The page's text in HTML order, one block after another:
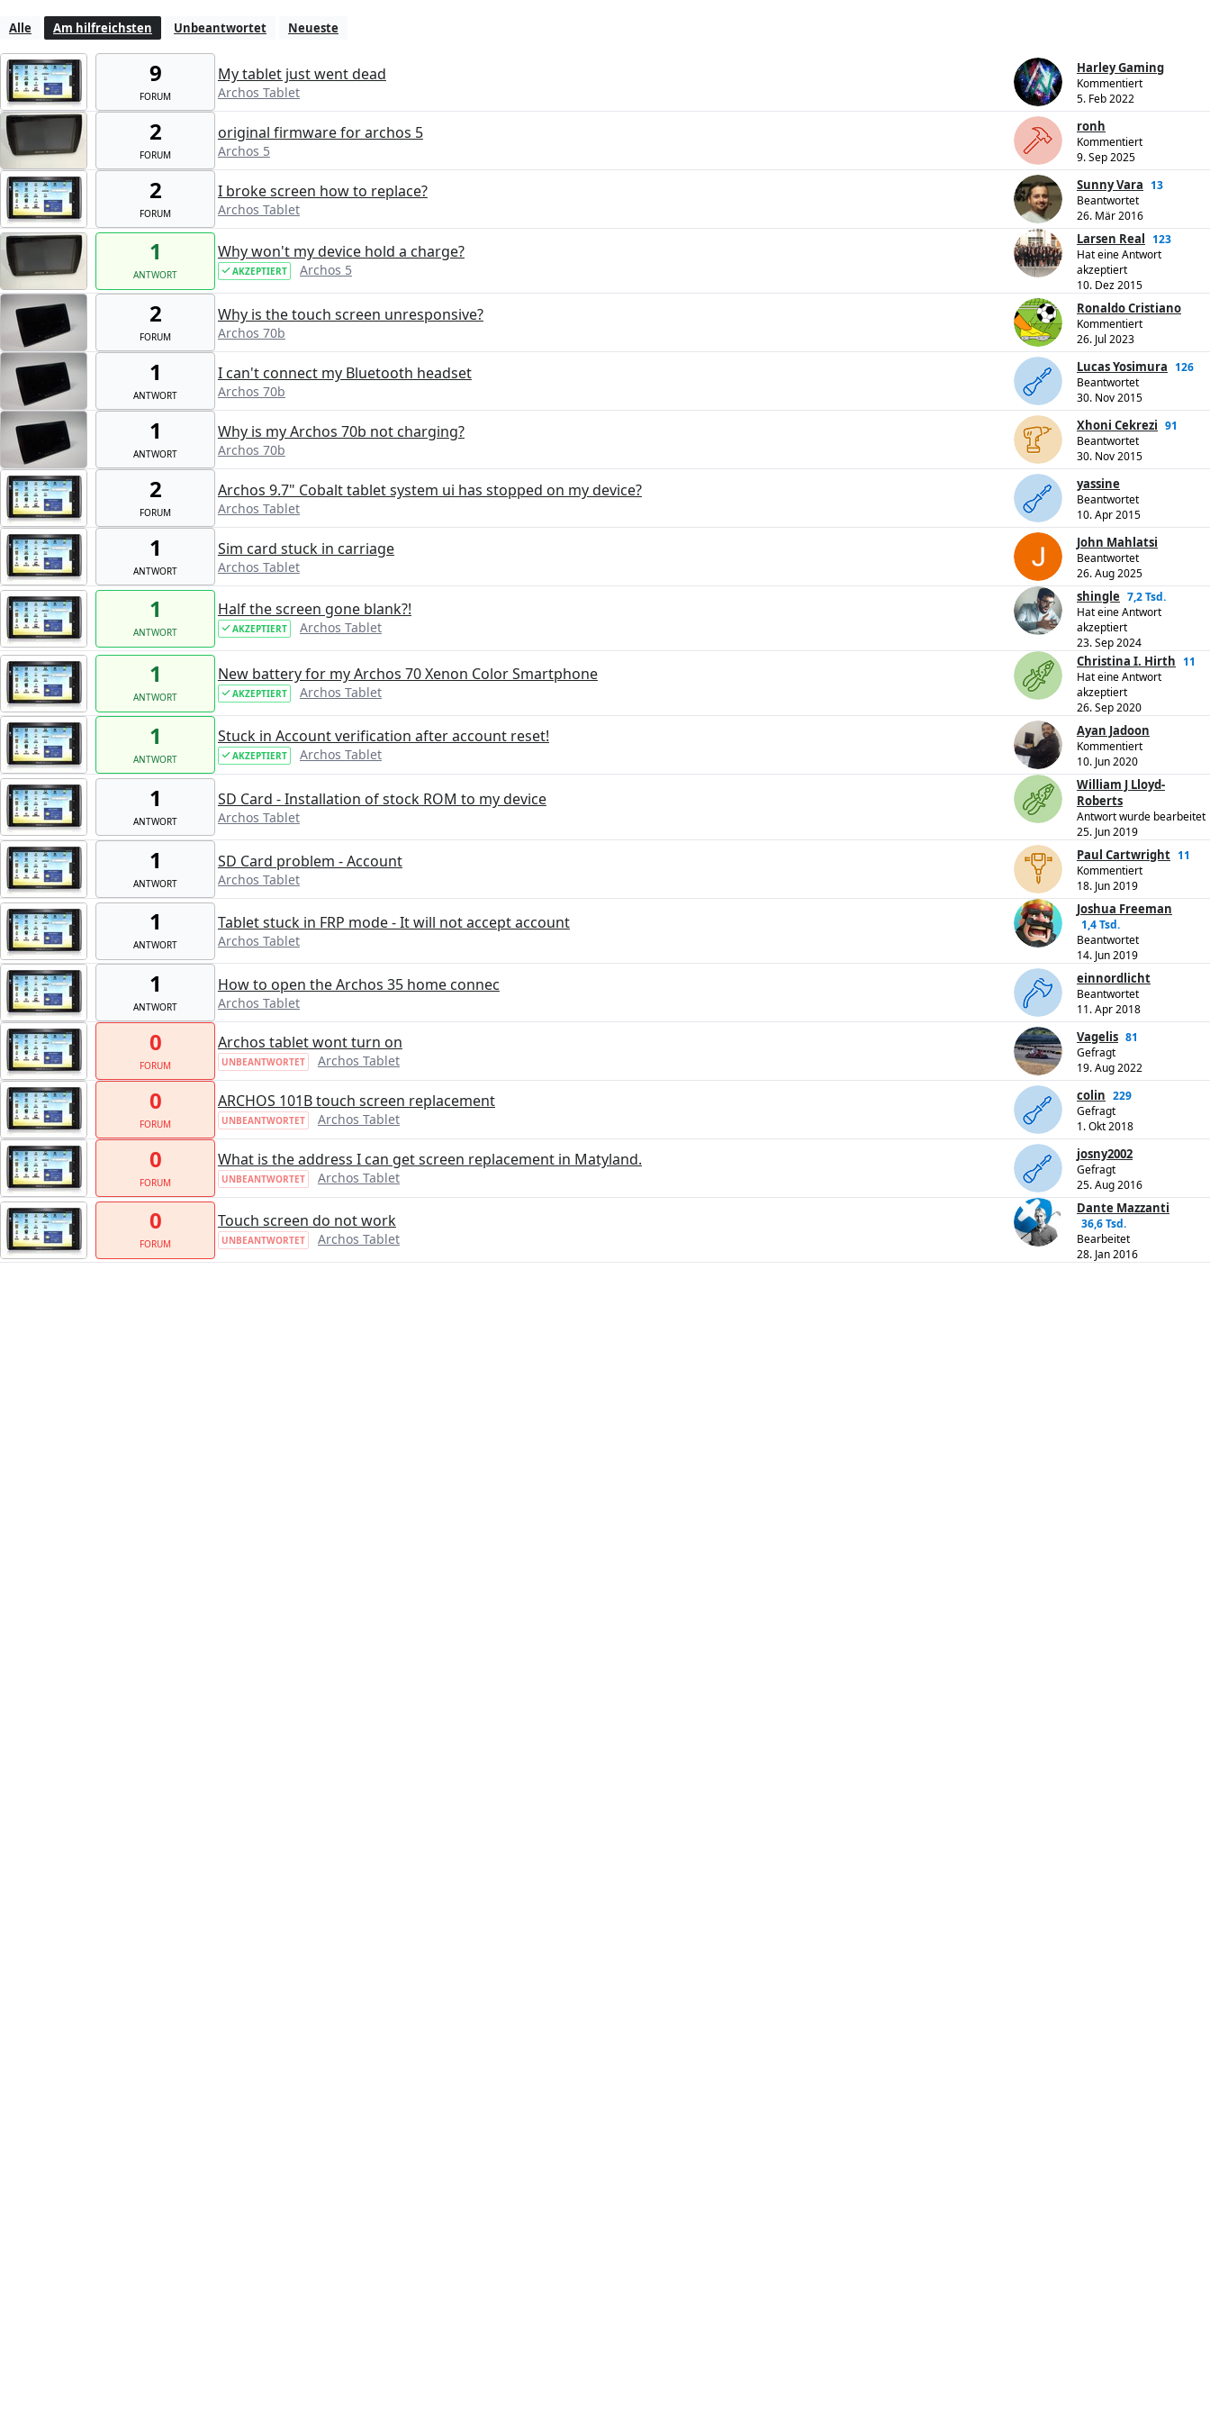
Alle Am hilfreichsten Unbeantwortet Neueste
9
FORUM
My tablet just went dead
Archos Tablet
Harley Gaming
Kommentiert
5. Feb 2022
2
FORUM
original firmware for archos 5
Archos 5
ronh
Kommentiert
9. Sep 2025
2
FORUM
I broke screen how to replace?
Archos Tablet
Sunny Vara 13
Beantwortet
26. Mär 2016
1
ANTWORT
Why won't my device hold a charge?
AKZEPTIERT Archos 5
Larsen Real 123
Hat eine Antwort
akzeptiert
10. Dez 2015
2
FORUM
Why is the touch screen unresponsive?
Archos 70b
Ronaldo Cristiano
Kommentiert
26. Jul 2023
1
ANTWORT
I can't connect my Bluetooth headset
Archos 70b
Lucas Yosimura 126
Beantwortet
30. Nov 2015
1
ANTWORT
Why is my Archos 70b not charging?
Archos 70b
Xhoni Cekrezi 91
Beantwortet
30. Nov 2015
2
FORUM
Archos 9.7" Cobalt tablet system ui has stopped on my device?
Archos Tablet
yassine
Beantwortet
10. Apr 2015
1
ANTWORT
Sim card stuck in carriage
Archos Tablet
John Mahlatsi
Beantwortet
26. Aug 2025
1
ANTWORT
Half the screen gone blank?!
AKZEPTIERT Archos Tablet
shingle 7,2 Tsd.
Hat eine Antwort
akzeptiert
23. Sep 2024
1
ANTWORT
New battery for my Archos 70 Xenon Color Smartphone
AKZEPTIERT Archos Tablet
Christina I. Hirth 11
Hat eine Antwort
akzeptiert
26. Sep 2020
1
ANTWORT
Stuck in Account verification after account reset!
AKZEPTIERT Archos Tablet
Ayan Jadoon
Kommentiert
10. Jun 2020
1
ANTWORT
SD Card - Installation of stock ROM to my device
Archos Tablet
William J Lloyd-
Roberts
Antwort wurde bearbeitet
25. Jun 2019
1
ANTWORT
SD Card problem - Account
Archos Tablet
Paul Cartwright 11
Kommentiert
18. Jun 2019
1
ANTWORT
Tablet stuck in FRP mode - It will not accept account
Archos Tablet
Joshua Freeman
1,4 Tsd.
Beantwortet
14. Jun 2019
1
ANTWORT
How to open the Archos 35 home connec
Archos Tablet
einnordlicht
Beantwortet
11. Apr 2018
0
FORUM
Archos tablet wont turn on
UNBEANTWORTET Archos Tablet
Vagelis 81
Gefragt
19. Aug 2022
0
FORUM
ARCHOS 101B touch screen replacement
UNBEANTWORTET Archos Tablet
colin 229
Gefragt
1. Okt 2018
0
FORUM
What is the address I can get screen replacement in Matyland.
UNBEANTWORTET Archos Tablet
josny2002
Gefragt
25. Aug 2016
0
FORUM
Touch screen do not work
UNBEANTWORTET Archos Tablet
Dante Mazzanti
36,6 Tsd.
Bearbeitet
28. Jan 2016